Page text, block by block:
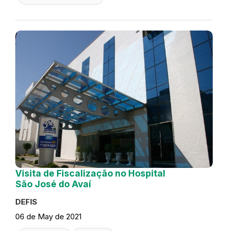
Visita de Fiscalização no Hospital
São José do Avaí
DEFIS
06 de May de 2021